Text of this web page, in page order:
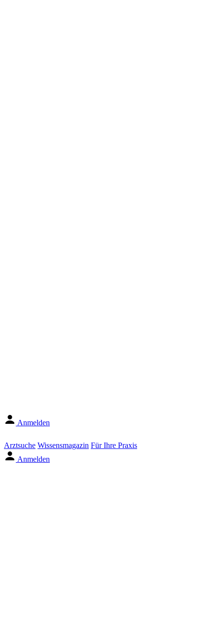
Anmelden
Arztsuche Wissensmagazin Für Ihre Praxis
Anmelden